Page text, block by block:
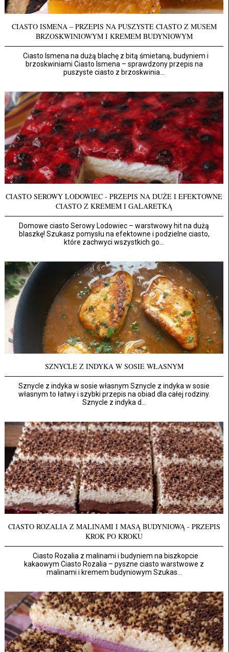
CIASTO ISMENA – PRZEPIS NA PUSZYSTE CIASTO Z MUSEM
BRZOSKWINIOWYM I KREMEM BUDYNIOWYM
Ciasto Ismena na dużą blachę z bitą śmietaną, budyniem i
brzoskwiniami Ciasto Ismena – sprawdzony przepis na
puszyste ciasto z brzoskwinia...
CIASTO SEROWY LODOWIEC - PRZEPIS NA DUŻE I EFEKTOWNE
CIASTO Z KREMEM I GALARETKĄ
Domowe ciasto Serowy Lodowiec – warstwowy hit na dużą
blaszkę! Szukasz pomysłu na efektowne i podzielne ciasto,
które zachwyci wszystkich go...
SZNYCLE Z INDYKA W SOSIE WŁASNYM
Sznycle z indyka w sosie własnym Sznycle z indyka w sosie
własnym to łatwy i szybki przepis na obiad dla całej rodziny.
Sznycle z indyka d...
CIASTO ROZALIA Z MALINAMI I MASĄ BUDYNIOWĄ - PRZEPIS
KROK PO KROKU
Ciasto Rozalia z malinami i budyniem na biszkopcie
kakaowym Ciasto Rozalia – pyszne ciasto warstwowe z
malinami i kremem budyniowym Szukas...